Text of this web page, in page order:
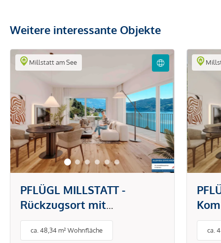
Weitere interessante Objekte
Millstatt am See
PFLÜGL MILLSTATT -
Rückzugsort mit
Gartenparadies (A1)
ca. 48,34 m² Wohnfläche ca.